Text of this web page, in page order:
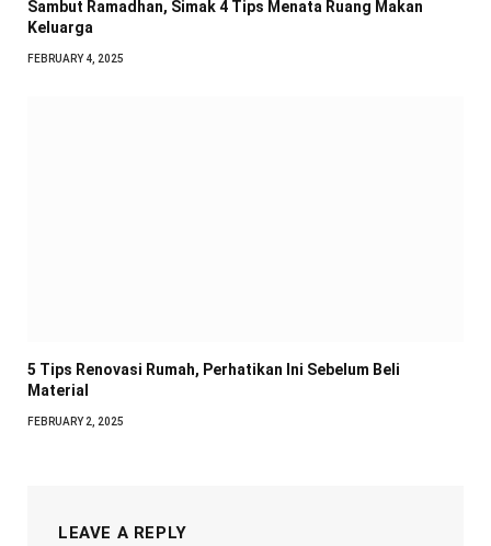
Sambut Ramadhan, Simak 4 Tips Menata Ruang Makan
Keluarga
FEBRUARY 4, 2025
5 Tips Renovasi Rumah, Perhatikan Ini Sebelum Beli
Material
FEBRUARY 2, 2025
LEAVE A REPLY